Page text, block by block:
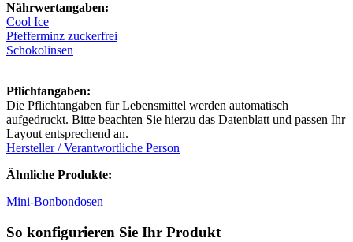
Nährwertangaben:
Cool Ice
Pfefferminz zuckerfrei
Schokolinsen
Pflichtangaben:
Die Pflichtangaben für Lebensmittel werden automatisch
aufgedruckt. Bitte beachten Sie hierzu das Datenblatt und passen Ihr
Layout entsprechend an.
Hersteller / Verantwortliche Person
Ähnliche Produkte:
Mini-Bonbondosen
So konfigurieren Sie Ihr Produkt